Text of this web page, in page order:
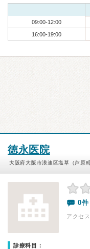
09:00-12:00
16:00-19:00
徳永医院
大阪府大阪市浪速区塩草（芦原
0件
アクセ
診療科目：